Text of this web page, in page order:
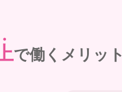
で働く メリット